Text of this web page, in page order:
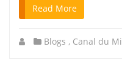
Read More
Blogs , Canal du